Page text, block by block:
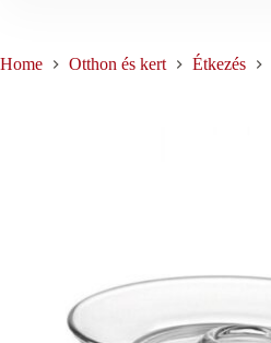
Home Otthon és kert Étkezés